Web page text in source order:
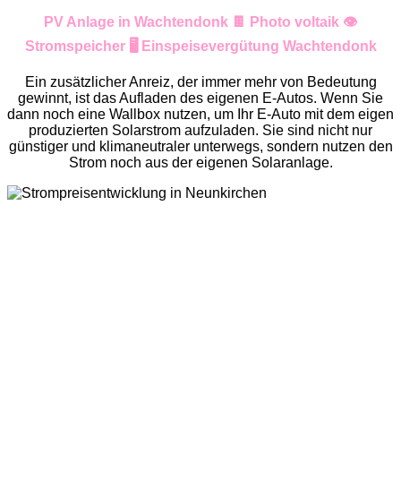
PV Anlage in Wachtendonk 🍫 Photo voltaik 👁️
Stromspeicher 🖥️ Einspeisevergütung Wachtendonk
Ein zusätzlicher Anreiz, der immer mehr von Bedeutung
gewinnt, ist das Aufladen des eigenen E-Autos. Wenn Sie
dann noch eine Wallbox nutzen, um Ihr E-Auto mit dem eigen
produzierten Solarstrom aufzuladen. Sie sind nicht nur
günstiger und klimaneutraler unterwegs, sondern nutzen den
Strom noch aus der eigenen Solaranlage.